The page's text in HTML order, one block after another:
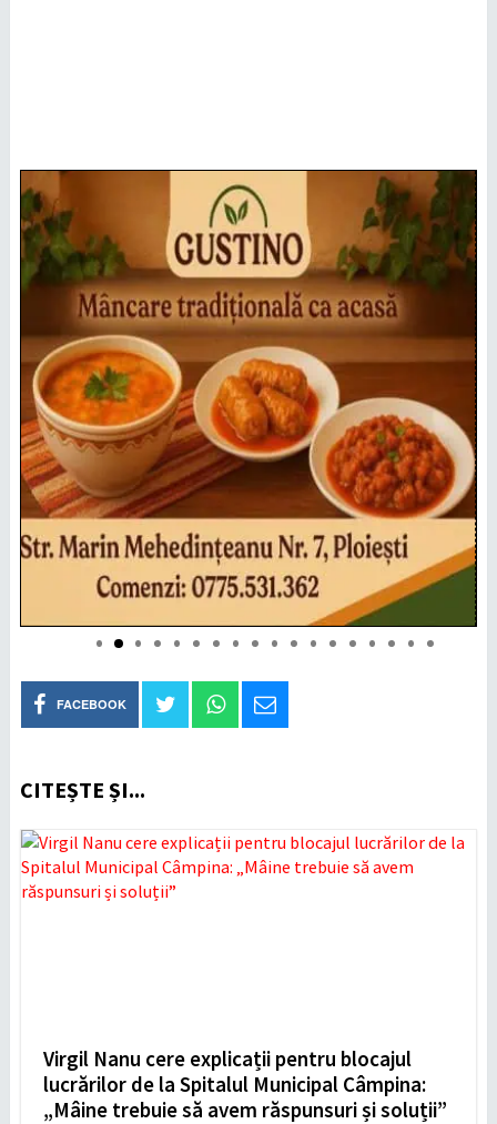
FACEBOOK
CITEȘTE ȘI...
Virgil Nanu cere explicații pentru blocajul
lucrărilor de la Spitalul Municipal Câmpina:
„Mâine trebuie să avem răspunsuri și soluții”